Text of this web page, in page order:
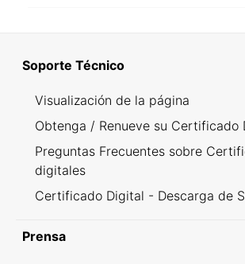
Soporte Técnico
Visualización de la página
Obtenga / Renueve su Certificado
Preguntas Frecuentes sobre
digitales
Certificado Digital - Descarga de
Prensa